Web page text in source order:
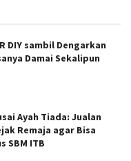
DIY sambil Dengarkan
Damai Sekalipun
Ayah Tiada: Jualan
Remaja agar Bisa
SBM ITB